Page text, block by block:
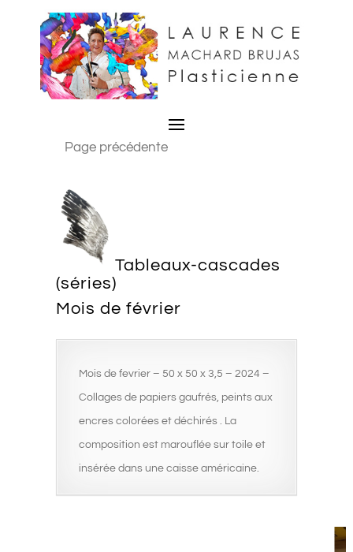
Page précédente
Tableaux-cascades
(séries)
Mois de février
Mois de fevrier – 50 x 50 x 3,5 – 2024 –
Collages de papiers gaufrés, peints aux
encres colorées et déchirés . La
composition est marouflée sur toile et
insérée dans une caisse américaine.